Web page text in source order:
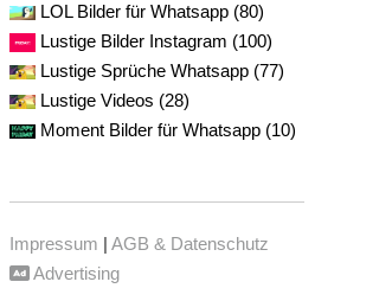
LOL Bilder für Whatsapp (80)
Lustige Bilder Instagram (100)
Lustige Sprüche Whatsapp (77)
Lustige Videos (28)
Moment Bilder für Whatsapp (10)
Impressum | AGB & Datenschutz
Advertising